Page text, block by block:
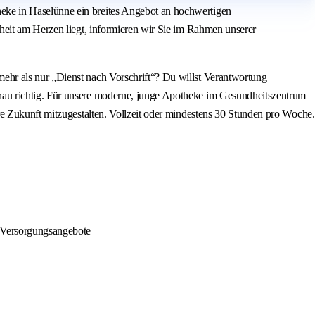
in Haselünne ein breites Angebot an hochwertigen
am Herzen liegt, informieren wir Sie im Rahmen unserer
als nur „Dienst nach Vorschrift“? Du willst Verantwortung
richtig. Für unsere moderne, junge Apotheke im Gesundheitszentrum
mitzugestalten. Vollzeit oder mindestens 30 Stunden pro Woche.